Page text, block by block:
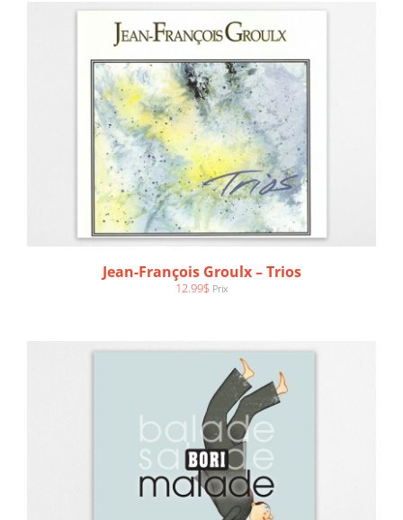
Jean-François Groulx – Trios
12.99$ Prix
AJOUTER AU PANIER DÉTAILS